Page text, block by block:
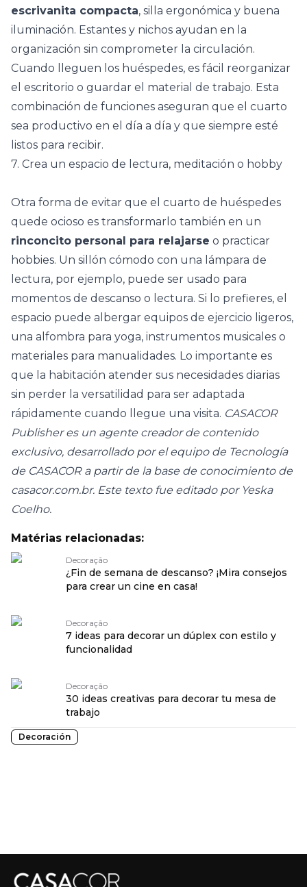
escrivanita compacta, silla ergonómica y buena
iluminación. Estantes y nichos ayudan en la
organización sin comprometer la circulación.
Cuando lleguen los huéspedes, es fácil reorganizar
el escritorio o guardar el material de trabajo. Esta
combinación de funciones aseguran que el cuarto
sea productivo en el día a día y que siempre esté
listos para recibir.
7. Crea un espacio de lectura, meditación o hobby
Otra forma de evitar que el cuarto de huéspedes
quede ocioso es transformarlo también en un
rinconcito personal para relajarse o practicar
hobbies. Un sillón cómodo con una lámpara de
lectura, por ejemplo, puede ser usado para
momentos de descanso o lectura. Si lo prefieres, el
espacio puede albergar equipos de ejercicio ligeros,
una alfombra para yoga, instrumentos musicales o
materiales para manualidades. Lo importante es
que la habitación atender sus necesidades diarias
sin perder la versatilidad para ser adaptada
rápidamente cuando llegue una visita. CASACOR
Publisher es un agente creador de contenido
exclusivo, desarrollado por el equipo de Tecnología
de CASACOR a partir de la base de conocimiento de
casacor.com.br. Este texto fue editado por Yeska
Coelho.
Matérias relacionadas:
Decoração
¿Fin de semana de descanso? ¡Mira consejos
para crear un cine en casa!
Decoração
7 ideas para decorar un dúplex con estilo y
funcionalidad
Decoração
30 ideas creativas para decorar tu mesa de
trabajo
Decoración